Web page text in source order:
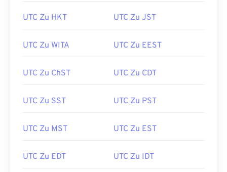
UTC Zu HKT UTC Zu JST
UTC Zu WITA UTC Zu EEST
UTC Zu ChST UTC Zu CDT
UTC Zu SST UTC Zu PST
UTC Zu MST UTC Zu EST
UTC Zu EDT UTC Zu IDT